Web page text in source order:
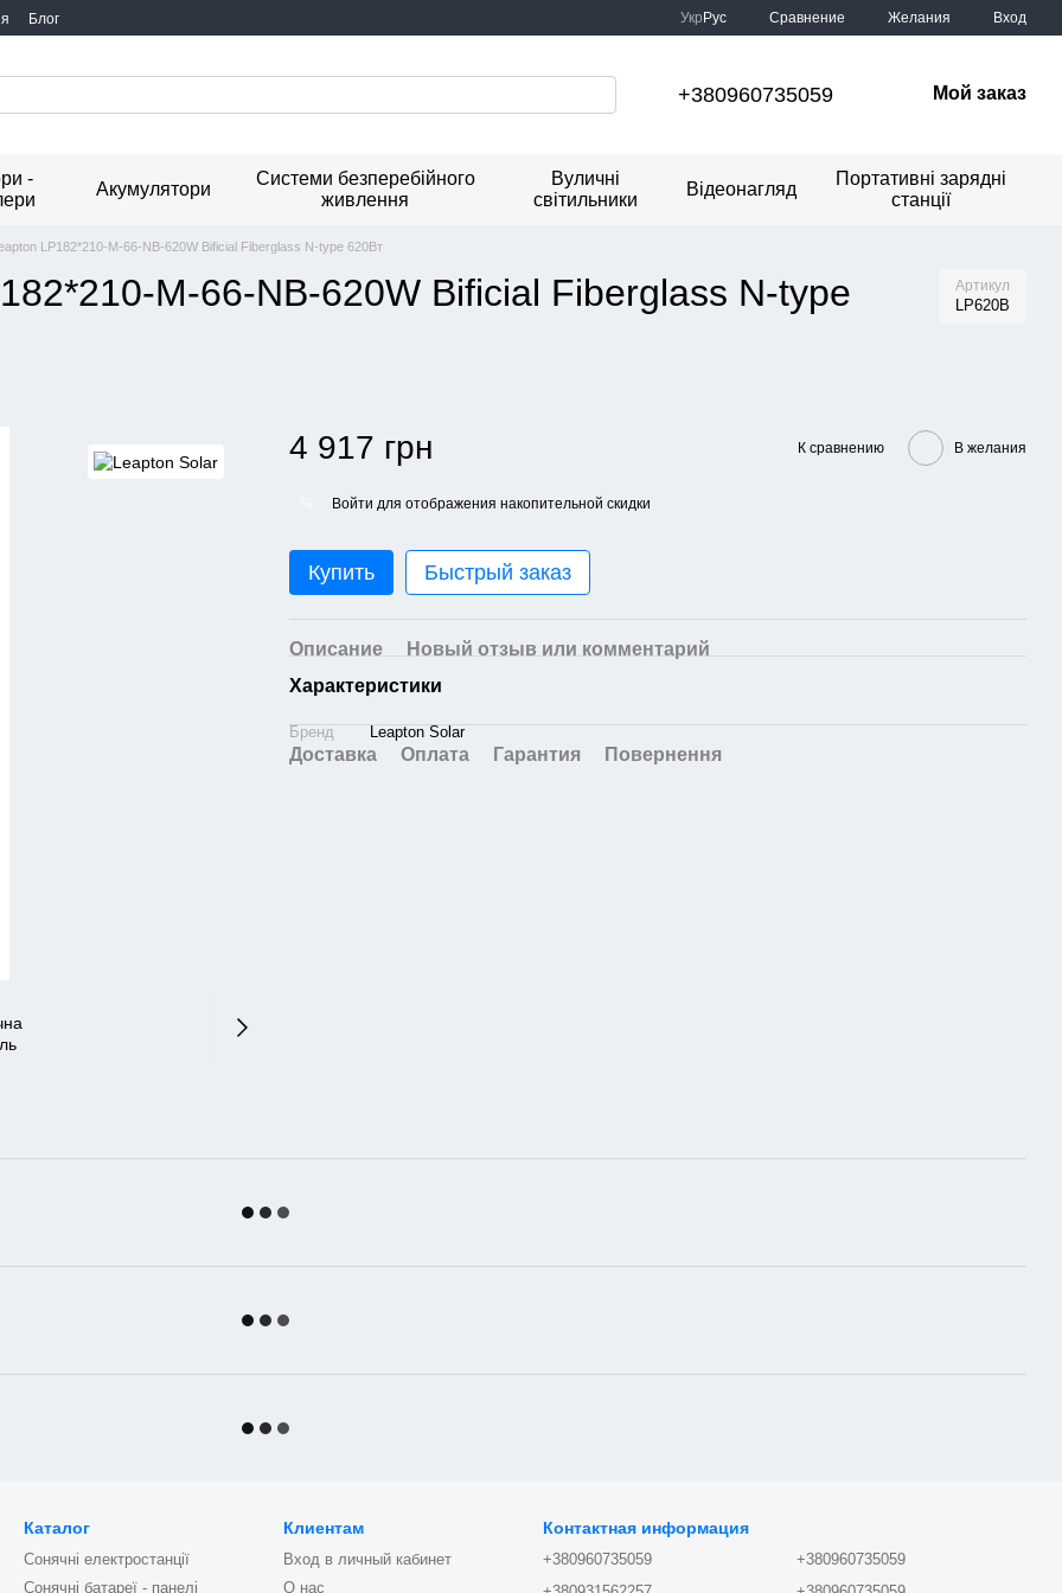
Блог Укр Рус Сравнение Желания Вход
+380960735059 Мой заказ
-
Акумулятори
Системи безперебійного
живлення
Вуличні
світильники
Відеонагляд
Портативні зарядні
станції
LP182*210-M-66-NB-620W Bificial Fiberglass N-type 620Вт
M-66-NB-620W Bificial Fiberglass N-type
Артикул
LP620B
4 917 грн К сравнению В желания
Войти для отображения накопительной скидки
Купить Быстрый заказ
Описание
Новый отзыв или комментарий
Характеристики
Бренд Leapton Solar
Доставка Оплата Гарантия Повернення
Каталог
Сонячні електростанції
Сонячні батареї - панелі
Клиентам
Вход в личный кабинет
О нас
Контактная информация
+380960735059
+380960735059